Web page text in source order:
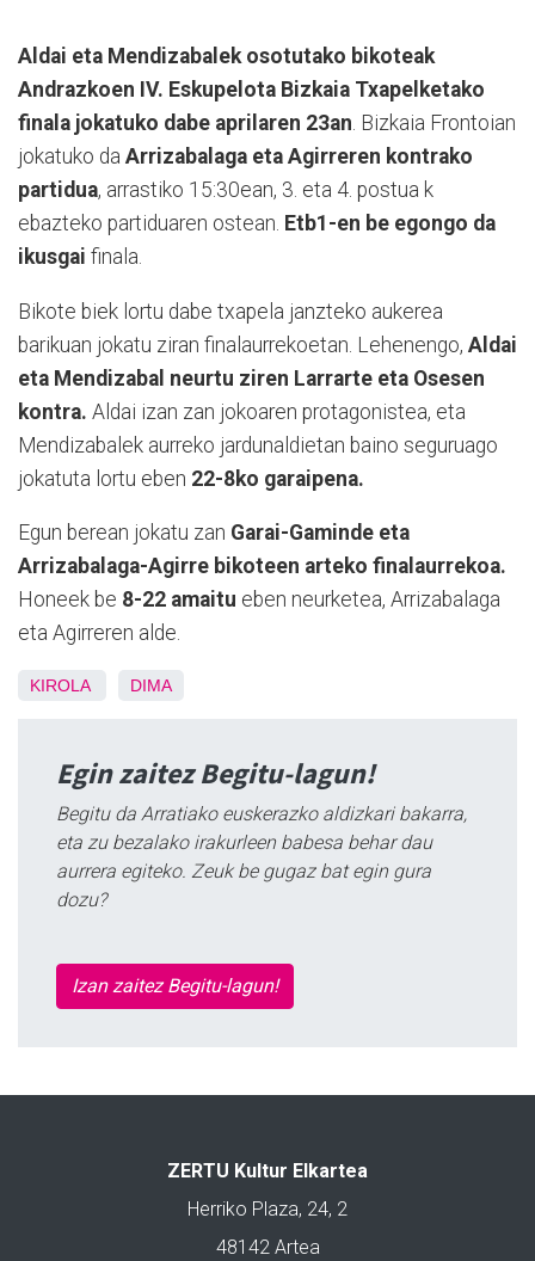
Aldai eta Mendizabalek osotutako bikoteak
Andrazkoen IV. Eskupelota Bizkaia Txapelketako
finala jokatuko dabe aprilaren 23an . Bizkaia Frontoian
jokatuko da Arrizabalaga eta Agirreren kontrako
partidua, arrastiko 15:30ean, 3. eta 4. postua k
ebazteko partiduaren ostean. Etb1-en be egongo da
ikusgai finala.
Bikote biek lortu dabe txapela janzteko aukerea
barikuan jokatu ziran finalaurrekoetan. Lehenengo, Aldai
eta Mendizabal neurtu ziren Larrarte eta Osesen
kontra. Aldai izan zan jokoaren protagonistea, eta
Mendizabalek aurreko jardunaldietan baino seguruago
jokatuta lortu eben 22-8ko garaipena.
Egun berean jokatu zan Garai-Gaminde eta
Arrizabalaga-Agirre bikoteen arteko finalaurrekoa.
Honeek be 8-22 amaitu eben neurketea, Arrizabalaga
eta Agirreren alde.
KIROLA DIMA
Egin zaitez Begitu-lagun!
Begitu da Arratiako euskerazko aldizkari bakarra,
eta zu bezalako irakurleen babesa behar dau
aurrera egiteko. Zeuk be gugaz bat egin gura
dozu?
Izan zaitez Begitu-lagun!
ZERTU Kultur Elkartea
Herriko Plaza, 24, 2
48142 Artea